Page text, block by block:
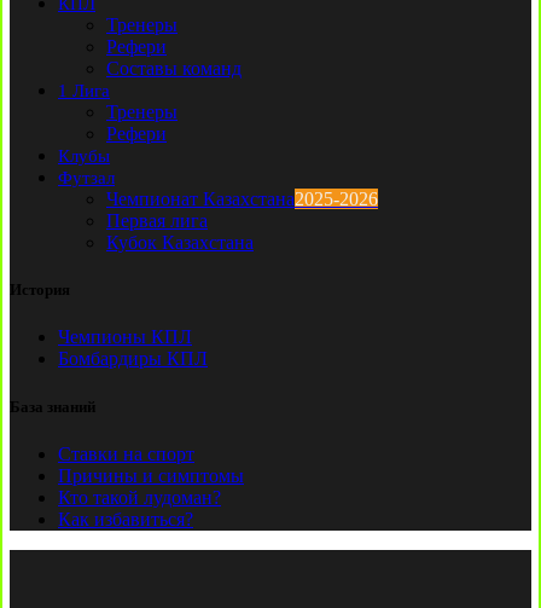
Тренеры
Рефери
Составы команд
1 Лига
Тренеры
Рефери
Клубы
Футзал
Чемпионат Казахстана2025-2026
Первая лига
Кубок Казахстана
История
Чемпионы КПЛ
Бомбардиры КПЛ
База знаний
Ставки на спорт
Причины и симптомы
Кто такой лудоман?
Как избавиться?